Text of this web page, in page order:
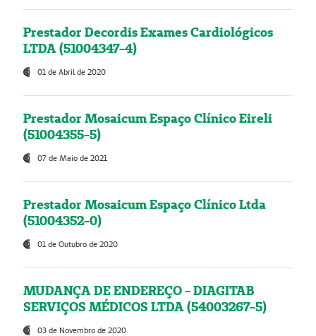
Prestador Decordis Exames Cardiológicos
LTDA (51004347-4)
01 de Abril de 2020
Prestador Mosaicum Espaço Clínico Eireli
(51004355-5)
07 de Maio de 2021
Prestador Mosaicum Espaço Clínico Ltda
(51004352-0)
01 de Outubro de 2020
MUDANÇA DE ENDEREÇO - DIAGITAB
SERVIÇOS MÉDICOS LTDA (54003267-5)
03 de Novembro de 2020